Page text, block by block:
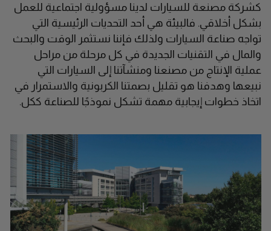
كشركة مصنعة للسيارات لدينا مسؤولية اجتماعية للعمل
بشكل أخلاقي. فالبيئة هي أحد التحديات الرئيسية التي
تواجه صناعة السيارات ولذلك فإننا نستثمر الوقت والبحث
والمال في التقنيات الجديدة في كل مرحلة من مراحل
عملية الإنتاج من مصنعنا ومنشآتنا إلى السيارات التي
نبيعها وهدفنا هو تقليل بصمتنا الكربونية والاستمرار في
اتخاذ خطوات إيجابية مهمة تشكل نموذجًا للصناعة ككل.